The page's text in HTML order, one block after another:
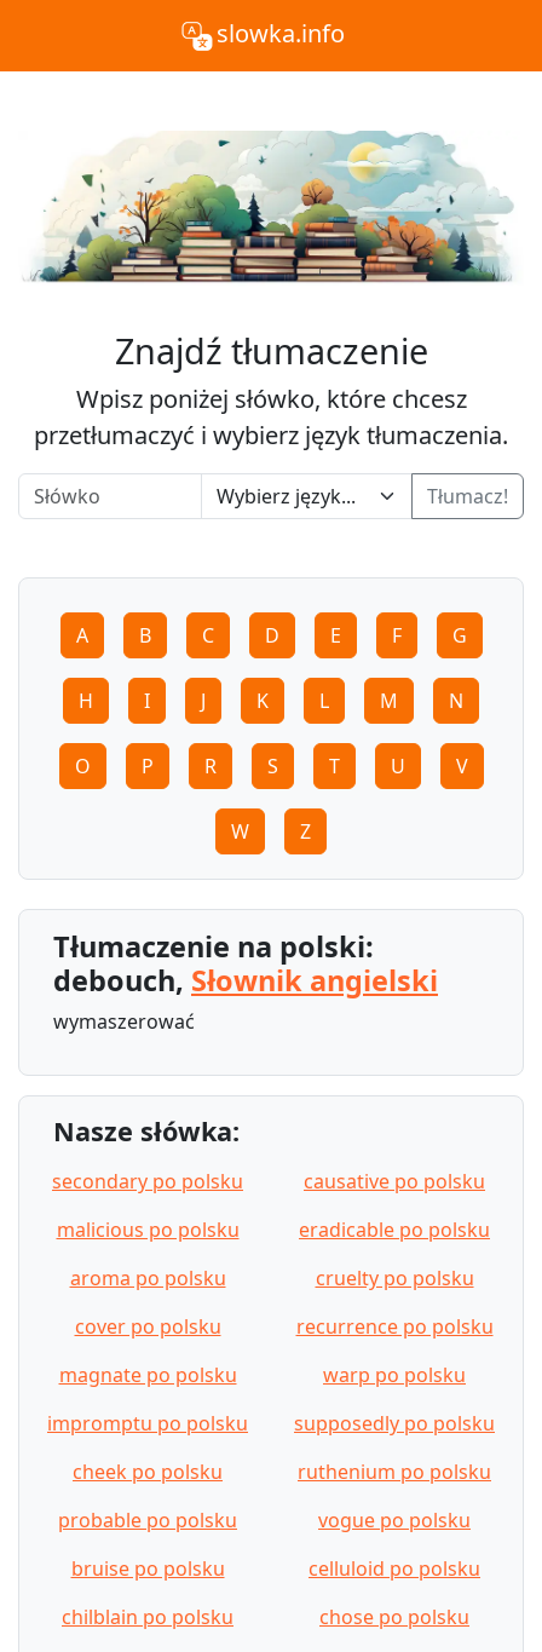
slowka.info
Znajdź tłumaczenie
Wpisz poniżej słówko, które chcesz
przetłumaczyć i wybierz język tłumaczenia.
Tłumacz!
A B C D E F G
H I J K L M N
O P R S T U V
W Z
Tłumaczenie na polski:
debouch, Słownik angielski
wymaszerować
Nasze słówka:
secondary po polsku
causative po polsku
malicious po polsku
eradicable po polsku
aroma po polsku
cruelty po polsku
cover po polsku
recurrence po polsku
magnate po polsku
warp po polsku
impromptu po polsku
supposedly po polsku
cheek po polsku
ruthenium po polsku
probable po polsku
vogue po polsku
bruise po polsku
celluloid po polsku
chilblain po polsku
chose po polsku